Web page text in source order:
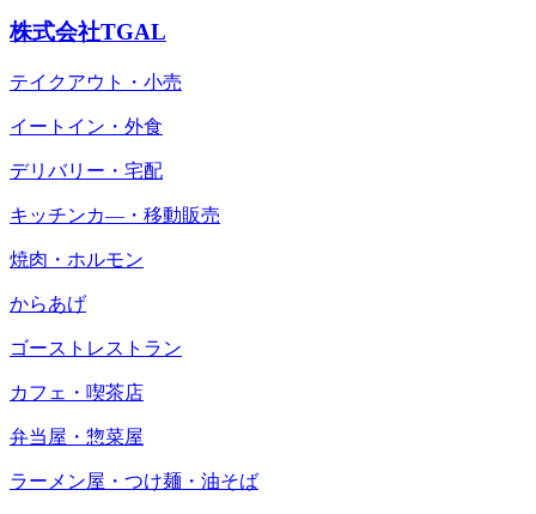
株式会社TGAL
テイクアウト・小売
イートイン・外食
デリバリー・宅配
キッチンカ―・移動販売
焼肉・ホルモン
からあげ
ゴーストレストラン
カフェ・喫茶店
弁当屋・惣菜屋
ラーメン屋・つけ麺・油そば